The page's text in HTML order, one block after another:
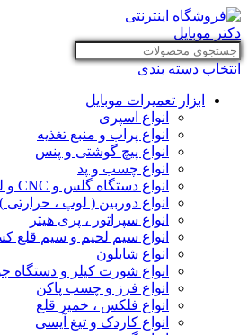
انتخاب دسته بندی
ابزار تعمیرات موبایل
انواع اسپری
انواع پراب و منبع تغذیه
انواع پیچ گوشتی و پنس
انواع چسب و پد
انواع دستگاه گلس و CNC و لیزر
انواع دوربین ( لوپ ، حرارتی )
انواع سپراتور ، پری هیتر
انواع سیم لحیم و سیم قلع
انواع شابلون
انواع شورت کیلر و دستگاه
انواع فرز و چسب پاکن
انواع فلکس ، خمیر قلع
انواع کاردک و تیغ آیسی